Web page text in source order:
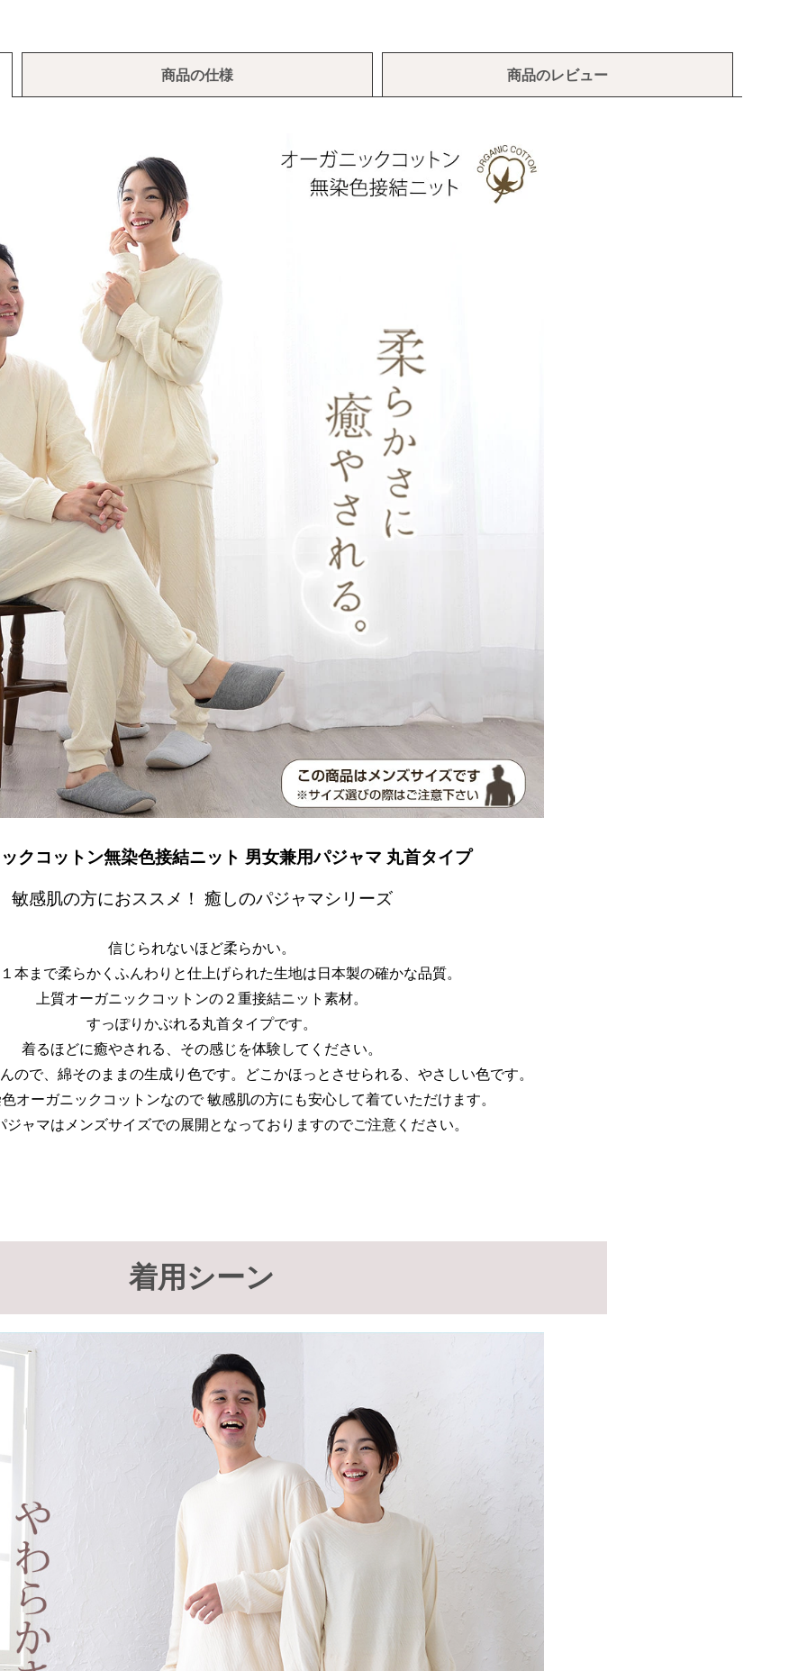
商品の仕様 商品のレビュー
クコットン無染色接結ニット 男女兼用パジャマ 丸首タイプ
敏感肌の方におススメ！ 癒しのパジャマシリーズ
信じられないほど柔らかい。
本まで柔らかくふんわりと仕上げられた生地は日本製の確かな品質。
上質オーガニックコットンの２重接結ニット素材。
すっぽりかぶれる丸首タイプです。
着るほどに癒やされる、その感じを体験してください。
ので、綿そのままの生成り色です。どこかほっとさせられる、やさしい色です。
オーガニックコットンなので 敏感肌の方にも安心して着ていただけます。
ジャマはメンズサイズでの展開となっておりますのでご注意ください。
着用シーン